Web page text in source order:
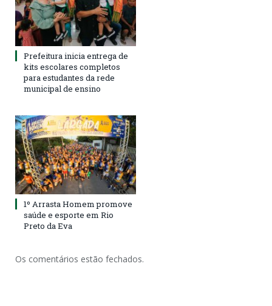
Prefeitura inicia entrega de
kits escolares completos
para estudantes da rede
municipal de ensino
1º Arrasta Homem promove
saúde e esporte em Rio
Preto da Eva
Os comentários estão fechados.